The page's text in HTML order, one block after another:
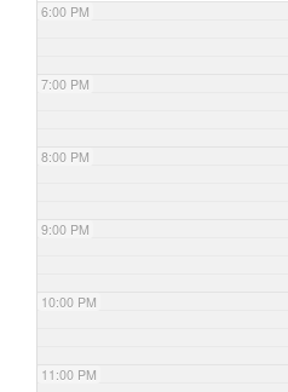
6:00 PM
7:00 PM
8:00 PM
9:00 PM
10:00 PM
11:00 PM